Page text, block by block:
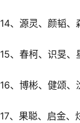
14、源灵、颜韬
15、春柯、识旻
16、博彬、健颂
17、果聪、启金、